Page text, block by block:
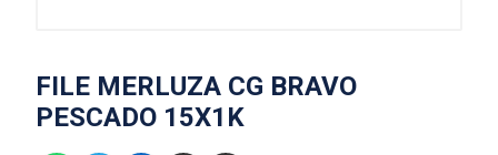
FILE MERLUZA CG BRAVO
PESCADO 15X1K